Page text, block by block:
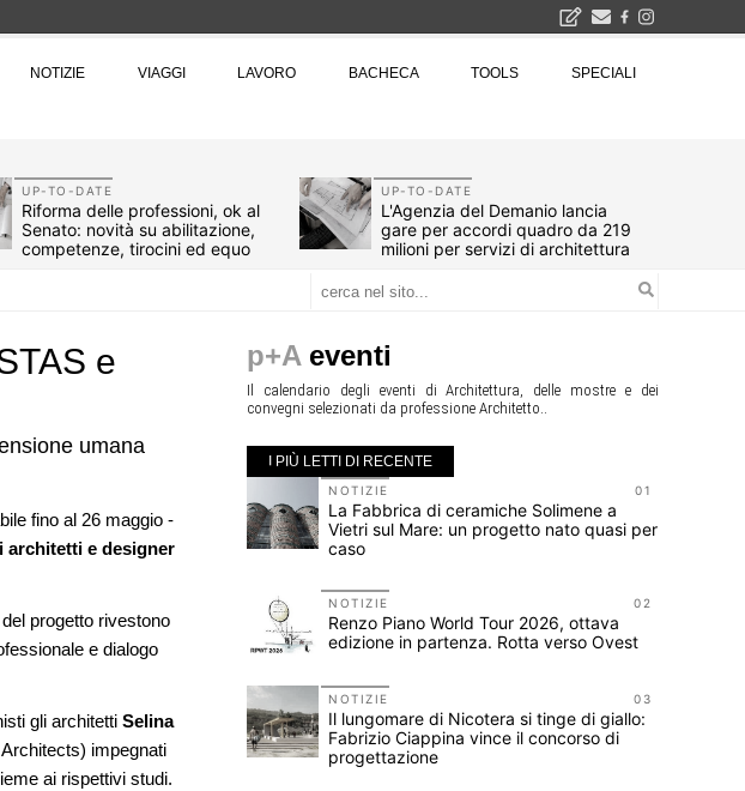
NOTIZIE VIAGGI LAVORO BACHECA TOOLS SPECIALI
UP-TO-DATE
Riforma delle professioni, ok al
Senato: novità su abilitazione,
competenze, tirocini ed equo
UP-TO-DATE
L'Agenzia del Demanio lancia
gare per accordi quadro da 219
milioni per servizi di architettura
e
umana
fino al 26 maggio -
architetti e designer
progetto rivestono
e dialogo
gli architetti Selina
impegnati
ai rispettivi studi.
p+A eventi
Il calendario degli eventi di Architettura, delle mostre e dei
convegni selezionati da professione Architetto..
I PIÙ LETTI DI RECENTE
la rigenerazione urbana
permeabili, gestione
resilienza climatica
è sito Unesco: dieci
nella World Heritage List
a Marmomac con i
EMBT, Park, CZA e
01
NOTIZIE
La Fabbrica di ceramiche Solimene a
Vietri sul Mare: un progetto nato quasi per
caso
02
NOTIZIE
Renzo Piano World Tour 2026, ottava
edizione in partenza. Rotta verso Ovest
03
NOTIZIE
Il lungomare di Nicotera si tinge di giallo:
Fabrizio Ciappina vince il concorso di
progettazione
per la realizzazione di una mostra